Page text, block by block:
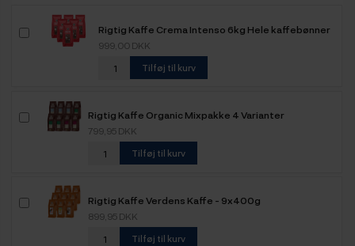
Rigtig Kaffe Crema Intenso 6kg Hele kaffebønner
999,00 DKK
Tilføj til kurv
Rigtig Kaffe Organic Mixpakke 4 Varianter
799,95 DKK
Tilføj til kurv
Rigtig Kaffe Verdens Kaffe - 9x400g
899,95 DKK
Tilføj til kurv